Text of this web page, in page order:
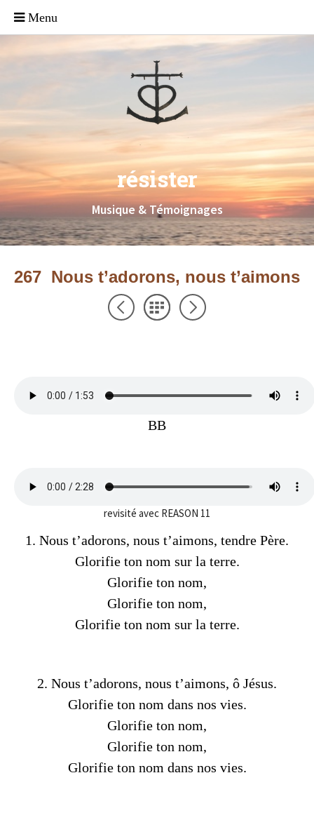
résister
Musique & Témoignages
267 Nous t’adorons, nous t’aimons
BB
revisité avec REASON 11
1. Nous t’adorons, nous t’aimons, tendre Père.
Glorifie ton nom sur la terre.
Glorifie ton nom,
Glorifie ton nom,
Glorifie ton nom sur la terre.
2. Nous t’adorons, nous t’aimons, ô Jésus.
Glorifie ton nom dans nos vies.
Glorifie ton nom,
Glorifie ton nom,
Glorifie ton nom dans nos vies.